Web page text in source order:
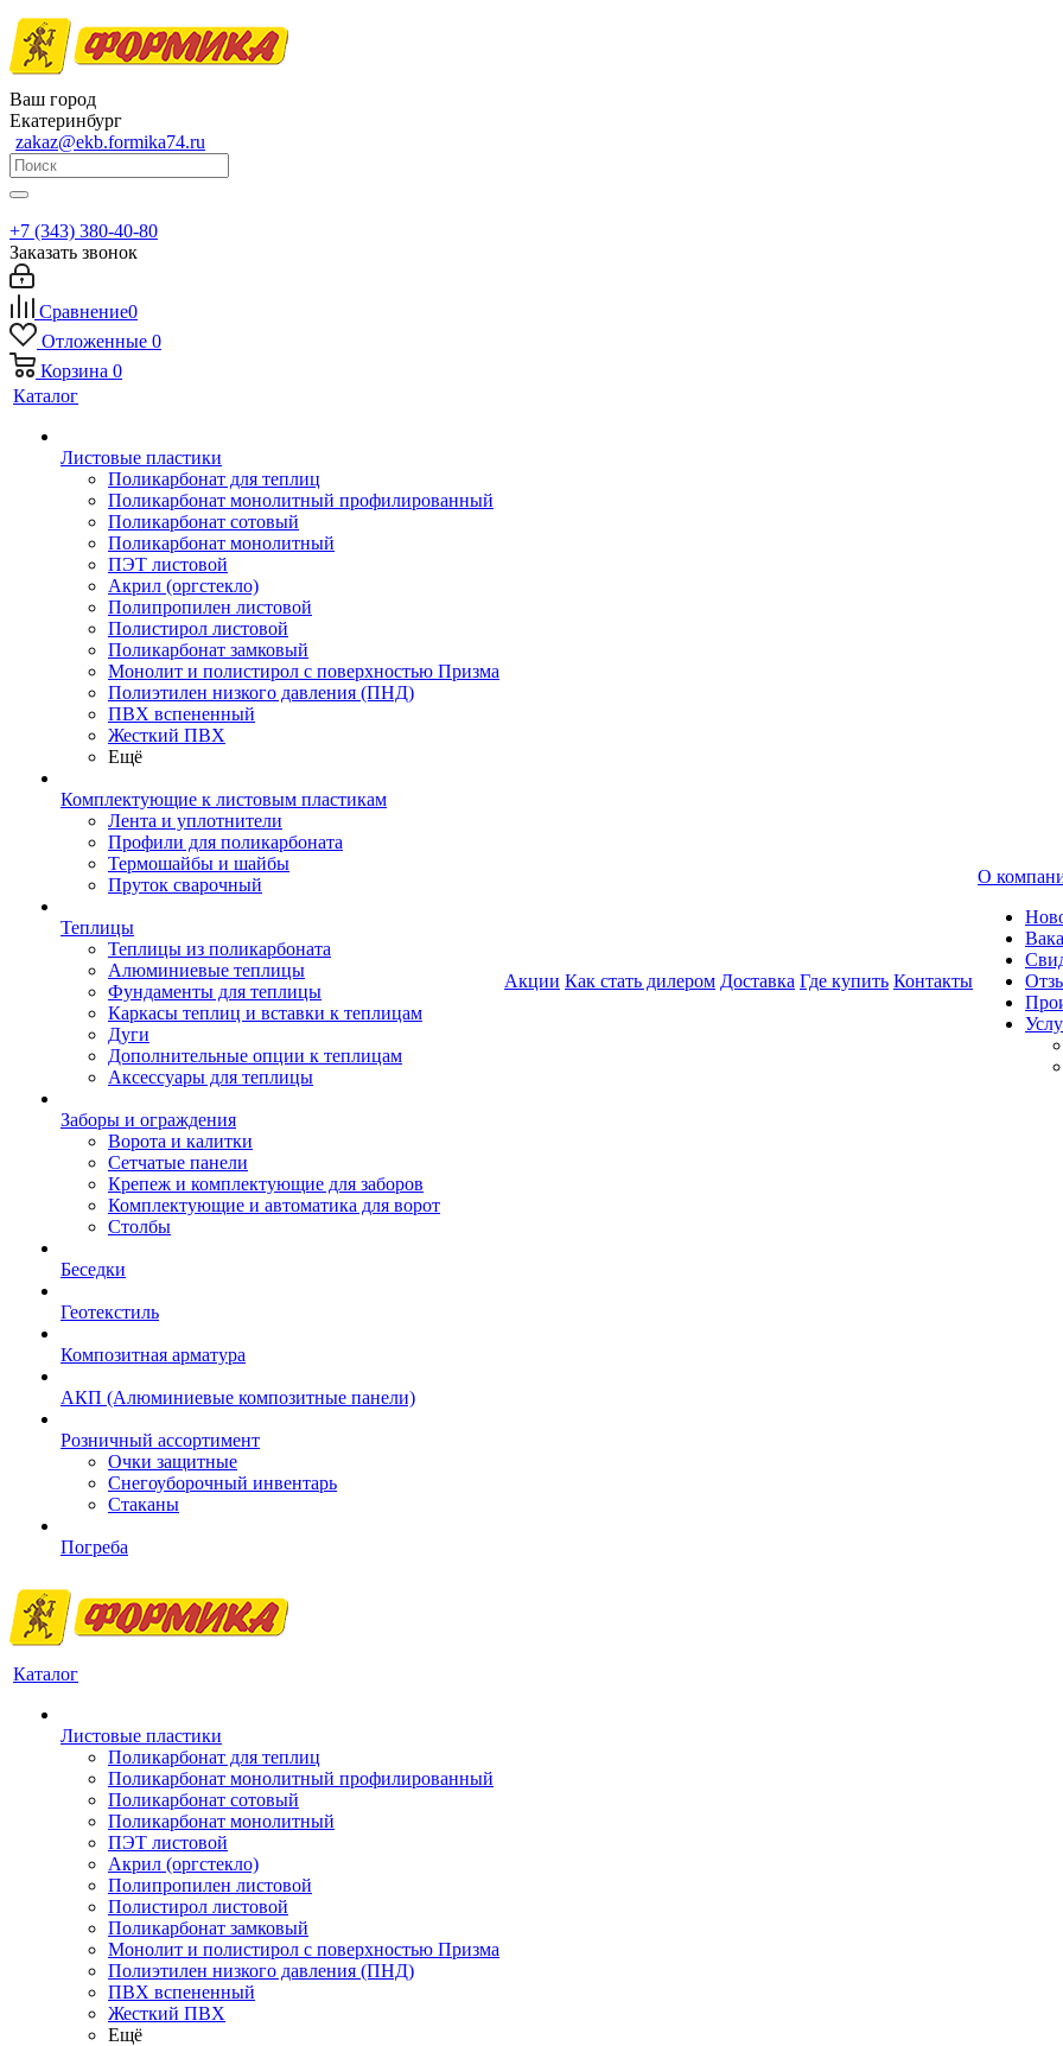
Ваш город
Екатеринбург
zakaz@ekb.formika74.ru
+7 (343) 380-40-80
Заказать звонок
Сравнение0
Отложенные 0
Корзина 0
Каталог
Листовые пластики
Поликарбонат для теплиц
Поликарбонат монолитный профилированный
Поликарбонат сотовый
Поликарбонат монолитный
ПЭТ листовой
Акрил (оргстекло)
Полипропилен листовой
Полистирол листовой
Поликарбонат замковый
Монолит и полистирол с поверхностью Призма
Полиэтилен низкого давления (ПНД)
ПВХ вспененный
Жесткий ПВХ
Ещё
Комплектующие к листовым пластикам
Лента и уплотнители
Профили для поликарбоната
Термошайбы и шайбы
Пруток сварочный
Теплицы
Теплицы из поликарбоната
Алюминиевые теплицы
Фундаменты для теплицы
Каркасы теплиц и вставки к теплицам
Дуги
Дополнительные опции к теплицам
Аксессуары для теплицы
Заборы и ограждения
Ворота и калитки
Сетчатые панели
Крепеж и комплектующие для заборов
Комплектующие и автоматика для ворот
Столбы
Беседки
Геотекстиль
Композитная арматура
АКП (Алюминиевые композитные панели)
Розничный ассортимент
Очки защитные
Снегоуборочный инвентарь
Стаканы
Погреба
Акции Как стать дилером Доставка Где купить Контакты
О
Каталог
Листовые пластики
Поликарбонат для теплиц
Поликарбонат монолитный профилированный
Поликарбонат сотовый
Поликарбонат монолитный
ПЭТ листовой
Акрил (оргстекло)
Полипропилен листовой
Полистирол листовой
Поликарбонат замковый
Монолит и полистирол с поверхностью Призма
Полиэтилен низкого давления (ПНД)
ПВХ вспененный
Жесткий ПВХ
Ещё